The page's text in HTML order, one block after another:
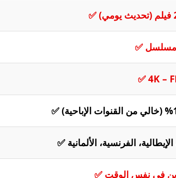
4K –
الإيطالية، الفرنسية، الألمانية ✅
في نفس الوقت ✅